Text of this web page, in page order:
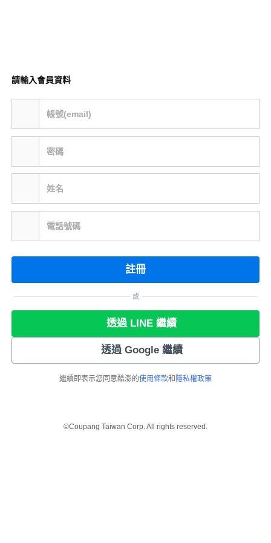
請輸入會員資料
帳號(email)
密碼
姓名
電話號碼
註冊
或
透過 LINE 繼續
透過 Google 繼續
繼續即表示您同意酷澎的使用條款和 隱私權政策
©Coupang Taiwan Corp. All rights reserved.